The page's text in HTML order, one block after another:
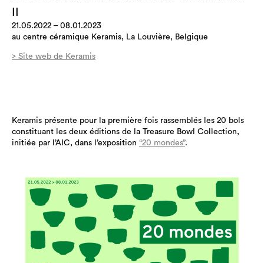
21.05.2022 – 08.01.2023
au centre céramique Keramis, La Louvière, Belgique
> Site web de Keramis
Keramis présente pour la première fois rassemblés les 20 bols
constituant les deux éditions de la Treasure Bowl Collection,
initiée par l’AIC, dans l’exposition “20 mondes”.